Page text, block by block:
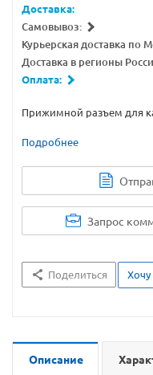
Доставка:
Самовывоз:
Курьерская доставка по
Доставка в регионы
Оплата:
Прижимной разъем для
Подробнее
Запрос
Поделиться Хочу
Описание